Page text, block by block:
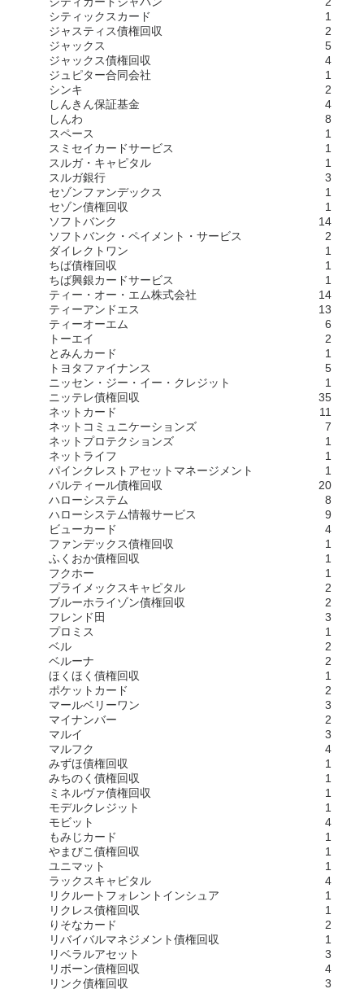
シティックスカード
1
ジャスティス債権回収
2
ジャックス
5
ジャックス債権回収
4
ジュピター合同会社
1
シンキ
2
しんきん保証基金
4
しんわ
8
スペース
1
スミセイカードサービス
1
スルガ・キャピタル
1
スルガ銀行
3
セゾンファンデックス
1
セゾン債権回収
1
ソフトバンク
14
ソフトバンク・ペイメント・サービス
2
ダイレクトワン
1
ちば債権回収
1
ちば興銀カードサービス
1
ティー・オー・エム株式会社
14
ティーアンドエス
13
ティーオーエム
6
トーエイ
2
とみんカード
1
トヨタファイナンス
5
ニッセン・ジー・イー・クレジット
1
ニッテレ債権回収
35
ネットカード
11
ネットコミュニケーションズ
7
ネットプロテクションズ
1
ネットライフ
1
パインクレストアセットマネージメント
1
パルティール債権回収
20
ハローシステム
8
ハローシステム情報サービス
9
ビューカード
4
ファンデックス債権回収
1
ふくおか債権回収
1
フクホー
1
プライメックスキャピタル
2
ブルーホライゾン債権回収
2
フレンド田
3
プロミス
1
ベル
2
ベルーナ
2
ほくほく債権回収
1
ポケットカード
2
マールベリーワン
3
マイナンバー
2
マルイ
3
マルフク
4
みずほ債権回収
1
みちのく債権回収
1
ミネルヴァ債権回収
1
モデルクレジット
1
モビット
4
もみじカード
1
やまびこ債権回収
1
ユニマット
1
ラックスキャピタル
4
リクルートフォレントインシュア
1
リクレス債権回収
1
りそなカード
2
リバイバルマネジメント債権回収
1
リベラルアセット
3
リボーン債権回収
4
リンク債権回収
3